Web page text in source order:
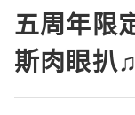
五周年限
斯肉眼扒